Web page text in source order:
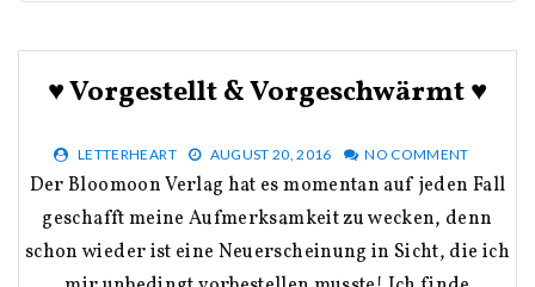
♥ Vorgestellt & Vorgeschwärmt ♥
LETTERHEART AUGUST 20, 2016 NO COMMENT
Der Bloomoon Verlag hat es momentan auf jeden Fall
geschafft meine Aufmerksamkeit zu wecken, denn
schon wieder ist eine Neuerscheinung in Sicht, die ich